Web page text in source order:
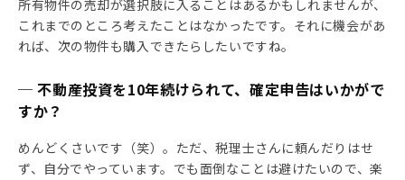
所有物件の売却が選択肢に入ることはあるかもしれませんが、
これまでのところ考えたことはなかったです。それに機会があ
れば、次の物件も購入できたらしたいですね。
─ 不動産投資を10年続けられて、確定申告はいかがで
すか？
めんどくさいです（笑）。ただ、税理士さんに頼んだりはせ
ず、自分でやっています。でも面倒なことは避けたいので、楽